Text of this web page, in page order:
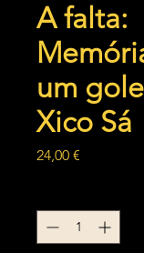
A falta:
um
Xico Sá
24,00 €